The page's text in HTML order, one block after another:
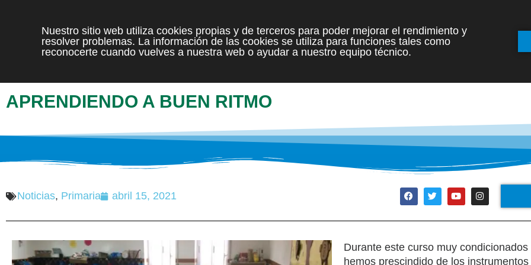
INICIO
APRENDIENDO A BUEN RITMO
Noticias, Primaria abril 15, 2021
Durante este curso muy
hemos prescindido de los
Nuestro sitio web utiliza cookies propias y de terceros para poder mejorar el rendimiento y
resolver problemas. La información de las cookies se utiliza para funciones tales como
reconocerte cuando vuelves a nuestra web o ayudar a nuestro equipo técnico.